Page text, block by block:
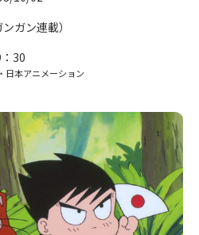
ガン連載）
30
日本アニメーション